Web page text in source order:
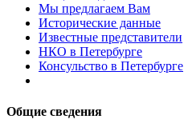
Мы предлагаем Вам
Исторические данные
Известные представители
НКО в Петербурге
Консульство в Петербурге
Общие сведения